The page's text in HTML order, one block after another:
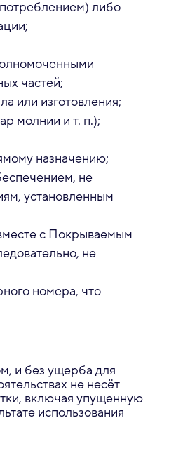
либо
частей;
или изготовления;
молнии и т. п.);
назначению;
не
установленным
с Покрываемым
не
номера, что
и без ущерба для
не несёт
включая упущенную
использования